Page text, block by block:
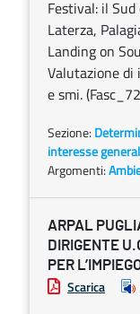
Festival: il
Laterza,
Landing on
Valutazione di
e smi.
Sezione:
interesse
Argomenti:
ARPAL
DIRIGENTE
PER
Scarica